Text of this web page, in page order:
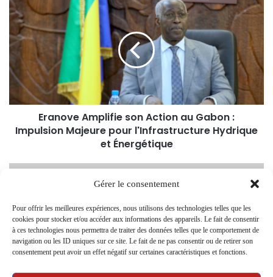
Gérer le consentement
Pour offrir les meilleures expériences, nous utilisons des technologies telles que les
cookies pour stocker et/ou accéder aux informations des appareils. Le fait de consentir
à ces technologies nous permettra de traiter des données telles que le comportement de
navigation ou les ID uniques sur ce site. Le fait de ne pas consentir ou de retirer son
consentement peut avoir un effet négatif sur certaines caractéristiques et fonctions.
Eranove Amplifie son Action au Gabon :
Impulsion Majeure pour l'Infrastructure Hydrique
et Énergétique